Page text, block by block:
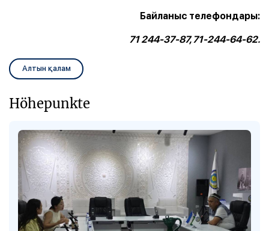
Байланыс телефондары:
71 244-37-87, 71-244-64-62.
Алтын қалам
Höhepunkte